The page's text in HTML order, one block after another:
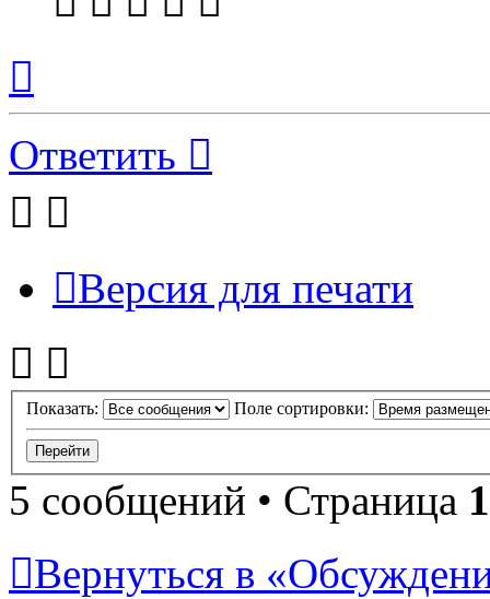
началу
Ответить
Версия для печати
Показать: Поле сортировки:
5 сообщений • Страница 1
Вернуться в